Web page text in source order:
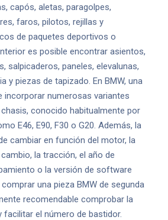
capós, aletas, paragolpes,
faros, pilotos, rejillas y
de paquetes deportivos o
es posible encontrar asientos,
salpicaderos, paneles, elevalunas,
y piezas de tapizado. En BMW, una
incorporar numerosas variantes
conocido habitualmente por
E46, E90, F30 o G20. Además, la
cambiar en función del motor, la
la tracción, el año de
o la versión de software
una pieza BMW de segunda
recomendable comprobar la
facilitar el número de bastidor.